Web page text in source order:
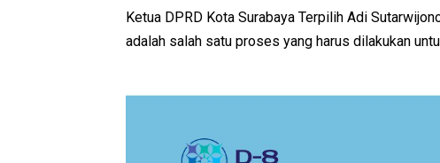
Ketua DPRD Kota Surabaya Terpilih Adi
adalah salah satu proses yang harus dilakukan